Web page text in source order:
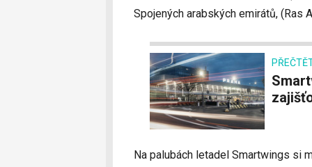
Spojených arabských emirátů, (Ras
Smartwings a Čedok podepsaly smlouvu na
Na palubách letadel Smartwings si